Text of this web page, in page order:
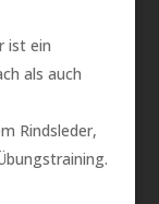
ist ein
als auch
Rindsleder,